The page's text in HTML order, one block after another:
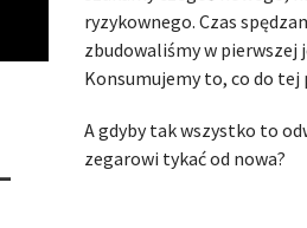
ryzykownego. Czas
zbudowaliśmy w pierwszej
Konsumujemy to, co do tej
A gdyby tak wszystko to
zegarowi tykać od nowa?